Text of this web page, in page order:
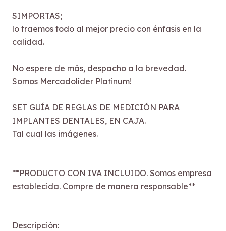
SIMPORTAS;
lo traemos todo al mejor precio con énfasis en la
calidad.
No espere de más, despacho a la brevedad.
Somos Mercadolíder Platinum!
SET GUÍA DE REGLAS DE MEDICIÓN PARA
IMPLANTES DENTALES, EN CAJA.
Tal cual las imágenes.
**PRODUCTO CON IVA INCLUIDO. Somos empresa
establecida. Compre de manera responsable**
Descripción: